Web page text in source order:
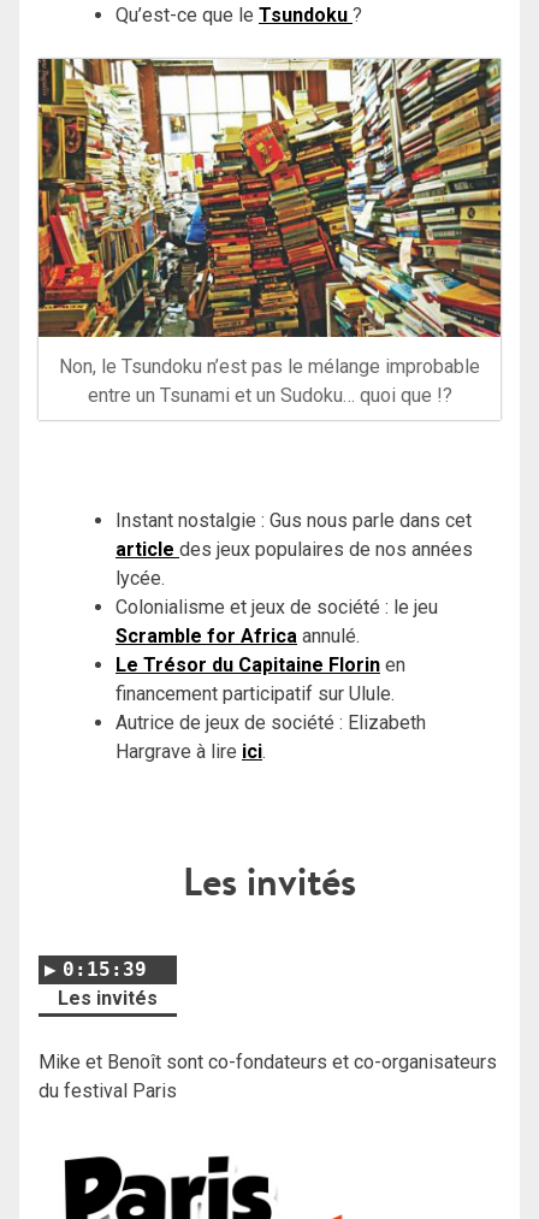
Qu’est-ce que le Tsundoku ?
Non, le Tsundoku n’est pas le mélange improbable
entre un Tsunami et un Sudoku… quoi que !?
Instant nostalgie : Gus nous parle dans cet
article des jeux populaires de nos années
lycée.
Colonialisme et jeux de société : le jeu
Scramble for Africa annulé.
Le Trésor du Capitaine Florin en
financement participatif sur Ulule.
Autrice de jeux de société : Elizabeth
Hargrave à lire ici.
Les invités
0:15:39
Les invités
Mike et Benoît sont co-fondateurs et co-organisateurs
du festival Paris